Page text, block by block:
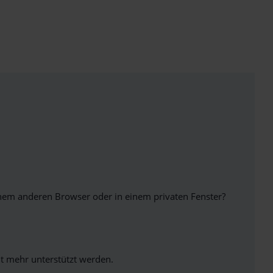
anderen Browser oder in einem privaten Fenster?
mehr unterstützt werden.